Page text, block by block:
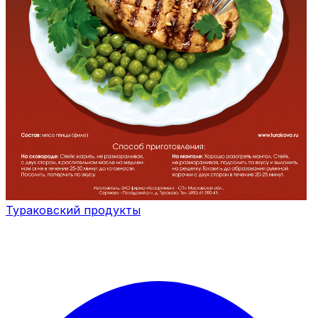
Тураковский продукты